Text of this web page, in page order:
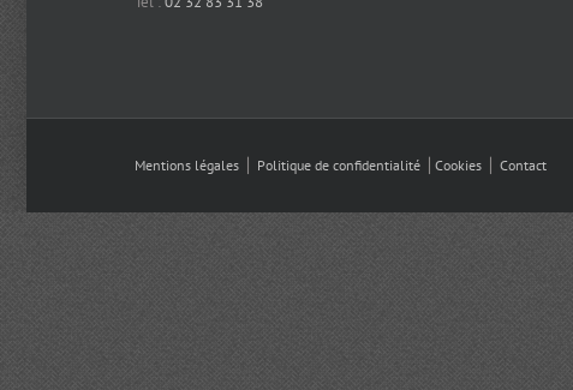
Mentions légales Politique de confidentialité Cookies Contact